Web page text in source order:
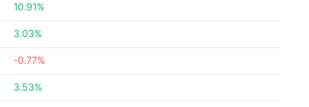
10.91%
3.03%
-0.77%
3.53%